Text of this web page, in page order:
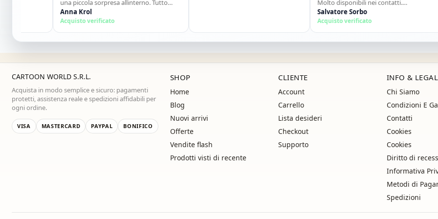
una piccola sorpresa allinterno. Tutto
perfetto. Lo consiglio vivamente. Grazie
,alla prossima!"
Anna Krol
Acquisto verificato
Molto disponibili nei contatti.
Consigliato."
Salvatore Sorbo
Acquisto verificato
CARTOON WORLD S.R.L.
Acquista in modo semplice e sicuro: pagamenti
protetti, assistenza reale e spedizioni affidabili per
ogni ordine.
VISA MASTERCARD PAYPAL BONIFICO
SHOP
Home
Blog
Nuovi arrivi
Offerte
Vendite flash
Prodotti visti di recente
CLIENTE
Account
Carrello
Lista desideri
Checkout
Supporto
INFO &
Chi Siamo
Condizioni E
Contatti
Cookies
Cookies
Diritto di
Informativa
Metodi di
Spedizioni